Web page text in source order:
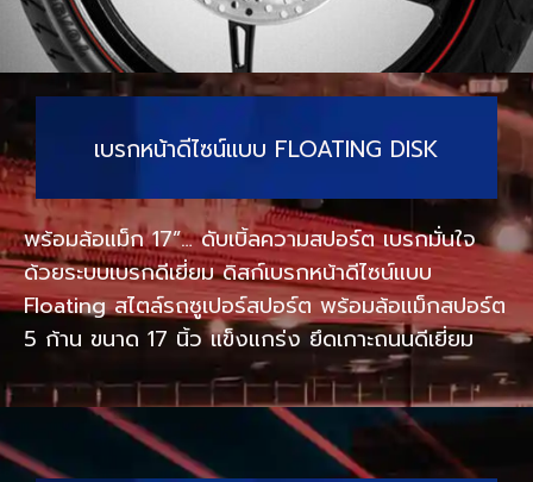
เบรกหน้าดีไซน์แบบ FLOATING DISK
พร้อมล้อแม็ก 17”… ดับเบิ้ลความสปอร์ต เบรกมั่นใจ
ด้วยระบบเบรกดีเยี่ยม ดิสก์เบรกหน้าดีไซน์แบบ
Floating สไตล์รถซูเปอร์สปอร์ต พร้อมล้อแม็กสปอร์ต
5 ก้าน ขนาด 17 นิ้ว แข็งแกร่ง ยึดเกาะถนนดีเยี่ยม